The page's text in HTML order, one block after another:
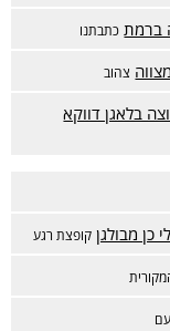
ברמת כתבתנו
צהוב
בלאגן דווקא
כן מבולגן קופצת רגע